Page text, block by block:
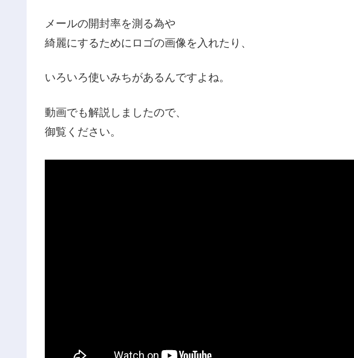
メールの開封率を測る為や
綺麗にするためにロゴの画像を入れたり、
いろいろ使いみちがあるんですよね。
動画でも解説しましたので、
御覧ください。